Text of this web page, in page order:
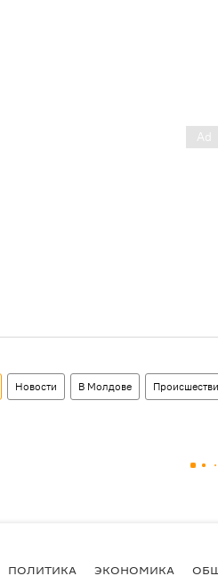
Новости В Молдове
ПОЛИТИКА ЭКОНОМИКА